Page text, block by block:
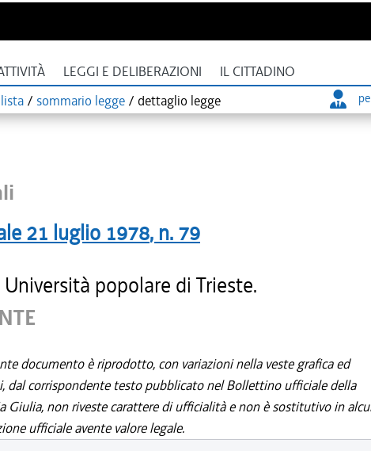
LEGGI E DELIBERAZIONI IL CITTADINO
lista / sommario legge / dettaglio legge
21 luglio 1978, n. 79
popolare di Trieste.
documento è riprodotto, con variazioni nella veste grafica ed
dal corrispondente testo pubblicato nel Bollettino ufficiale della
Giulia, non riveste carattere di ufficialità e non è sostitutivo in
ufficiale avente valore legale.